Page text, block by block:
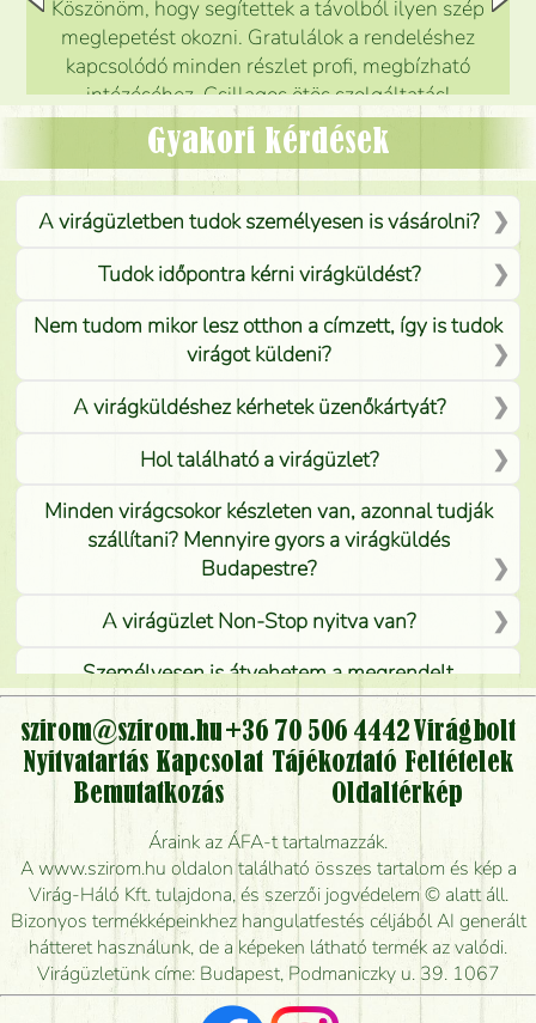
Köszönöm, hogy segítettek a távolból ilyen szép
meglepetést okozni. Gratulálok a rendeléshez
kapcsolódó minden részlet profi, megbízható
intézéséhez. Csillagos ötös szolgáltatás!
Mónika
Gyakori kérdések
A virágüzletben tudok személyesen is vásárolni?
Tudok időpontra kérni virágküldést?
Nem tudom mikor lesz otthon a címzett, így is tudok
virágot küldeni?
A virágküldéshez kérhetek üzenőkártyát?
Hol található a virágüzlet?
Minden virágcsokor készleten van, azonnal tudják
szállítani? Mennyire gyors a virágküldés
Budapestre?
A virágüzlet Non-Stop nyitva van?
Személyesen is átvehetem a megrendelt
virágcsokrot, vagy csak virágküldéssel, kiszállítással
kérhető?
Vidékre is lehet rendelni?
Meddig rendelhetek virágküldést úgy, hogy még ma
kiszállítsák?
Mennyire gyorsan tudják elkészíteni a csokrot, és
mikor tudják leghamarabb kiszállítani?
Vörös rózsát keresek, van önöknél?
szirom@szirom.hu +36 70 506 4442 Virágbolt
Nyitvatartás Kapcsolat Tájékoztató Feltételek
Bemutatkozás
Oldaltérkép
Áraink az ÁFA-t tartalmazzák.
A www.szirom.hu oldalon található összes tartalom és kép a
Virág-Háló Kft. tulajdona, és szerzői jogvédelem © alatt áll.
Bizonyos termékképeinkhez hangulatfestés céljából AI generált
hátteret használunk, de a képeken látható termék az valódi.
Virágüzletünk címe: Budapest, Podmaniczky u. 39. 1067